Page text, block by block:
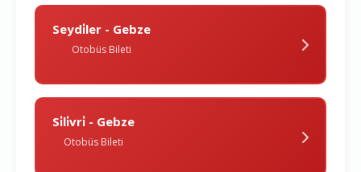
Seydi̇ler - Gebze
Otobüs Bileti
Si̇li̇vri̇ - Gebze
Otobüs Bileti